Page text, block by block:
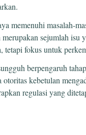
memenuhi masalah-
sejumlah isu
tetapi fokus untuk
berpengaruh
kebetulan
regulasi yang